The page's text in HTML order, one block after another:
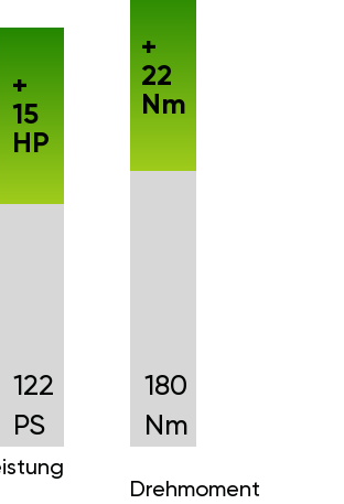
122
PS
+
15
HP
180
Nm
Drehmoment
+
22
Nm